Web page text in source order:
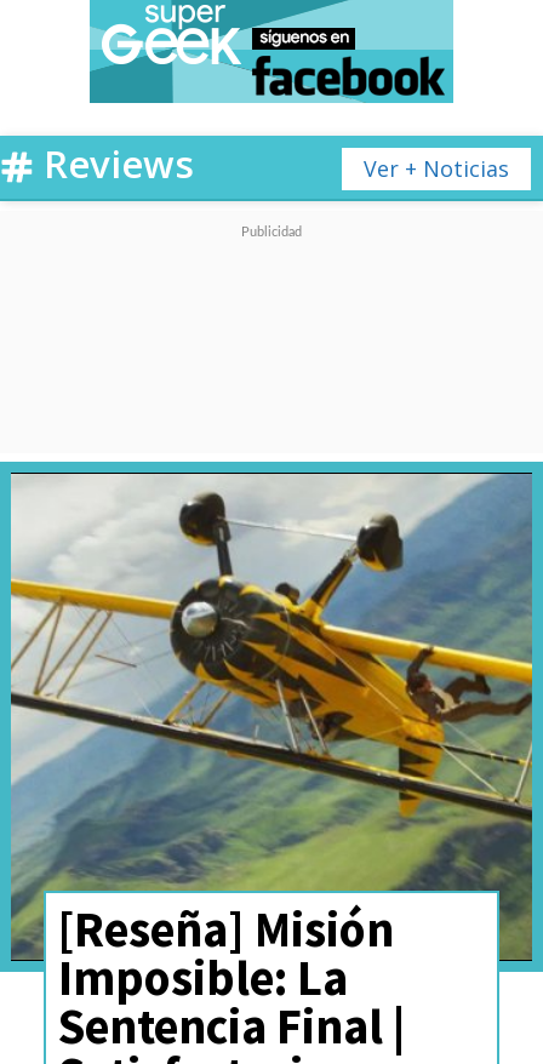
Ver + Noticias
Reviews
[Reseña] Misión
Imposible: La
Sentencia Final |